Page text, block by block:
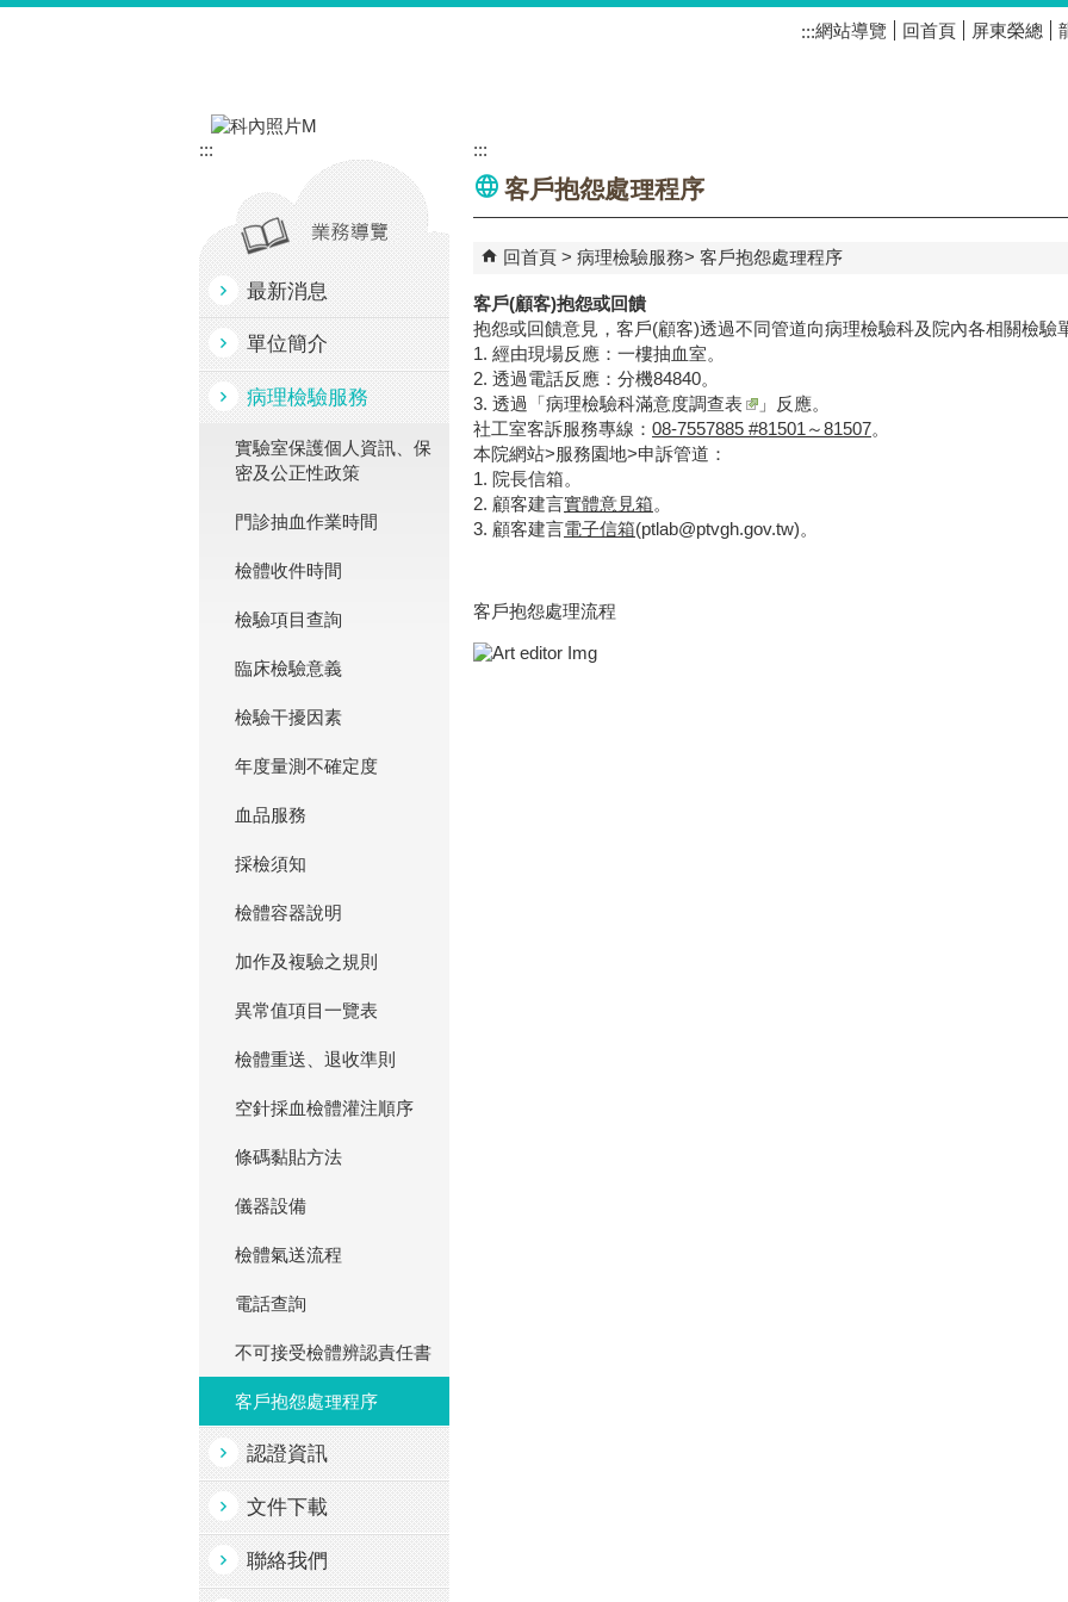
:::網站導覽 回首頁 屏東榮總
:::
最新消息
單位簡介
病理檢驗服務
實驗室保護個人資訊、保
密及公正性政策
門診抽血作業時間
檢體收件時間
檢驗項目查詢
臨床檢驗意義
檢驗干擾因素
年度量測不確定度
血品服務
採檢須知
檢體容器說明
加作及複驗之規則
異常值項目一覽表
檢體重送、退收準則
空針採血檢體灌注順序
條碼黏貼方法
儀器設備
檢體氣送流程
電話查詢
不可接受檢體辨認責任書
客戶抱怨處理程序
認證資訊
文件下載
聯絡我們
:::
客戶抱怨處理程序
回首頁 病理檢驗服務 客戶抱怨處理程序
客戶(顧客)抱怨或回饋
抱怨或回饋意見，客戶(顧客)透過不同管道向病理檢驗科及院內各相關檢驗
1. 經由現場反應：一樓抽血室。
2. 透過電話反應：分機84840。
3. 透過「病理檢驗科滿意度調查表
」反應。
社工室客訴服務專線： 08-7557885 #81501～81507。
本院網站>服務園地>申訴管道：
1. 院長信箱。
2. 顧客建言實體意見箱。
3. 顧客建言電子信箱(ptlab@ptvgh.gov.tw)。
客戶抱怨處理流程